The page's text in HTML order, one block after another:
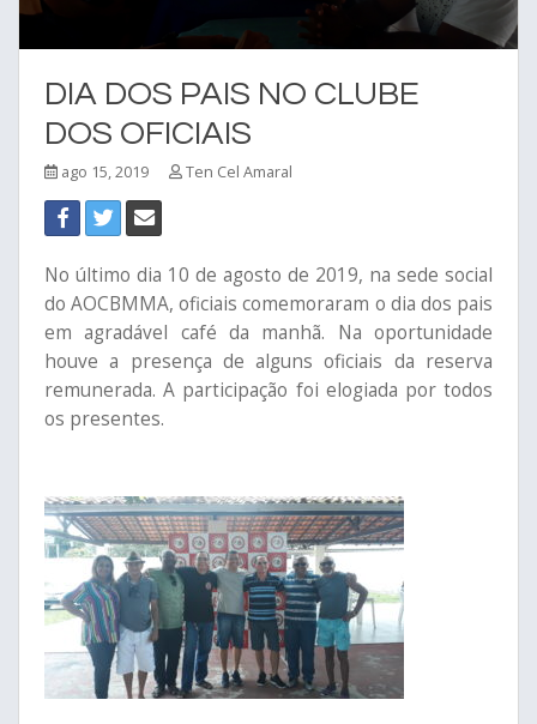
DIA DOS PAIS NO CLUBE
DOS OFICIAIS
ago 15, 2019 Ten Cel Amaral
No último dia 10 de agosto de 2019, na sede social
do AOCBMMA, oficiais comemoraram o dia dos pais
em agradável café da manhã. Na oportunidade
houve a presença de alguns oficiais da reserva
remunerada. A participação foi elogiada por todos
os presentes.